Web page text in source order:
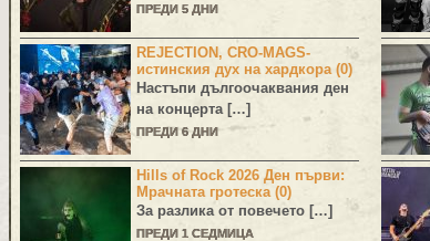
ПРЕДИ 5 ДНИ
REJECTION, CRO-MAGS-
истинския дух на хардкора (0)
Настъпи дългоочаквания ден
на концерта […]
ПРЕДИ 6 ДНИ
Hills of Rock 2026 Ден първи:
Мрачната гротеска (0)
За разлика от повечето […]
ПРЕДИ 1 СЕДМИЦА